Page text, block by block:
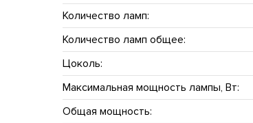
Количество ламп:
Количество ламп общее:
Цоколь:
Максимальная мощность лампы, Вт:
Общая мощность: